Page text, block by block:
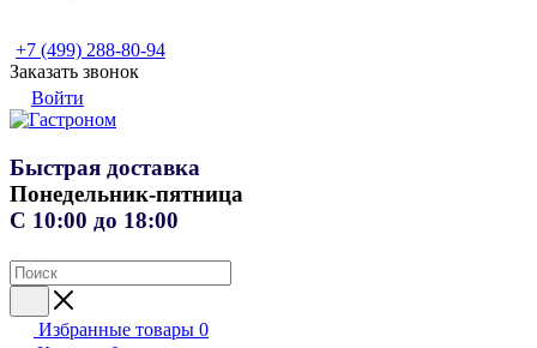
+7 (499) 288-80-94
Заказать звонок
Войти
Быстрая доставка
Понедельник-пятница
С 10:00 до 18:00
Избранные товары 0